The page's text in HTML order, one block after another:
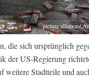
picture alliance /
die sich ursprünglich
der US-Regierung
weitere Stadtteile und